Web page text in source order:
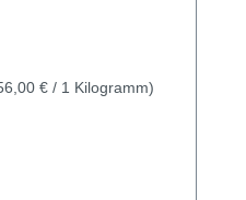
€ / 1 Kilogramm)